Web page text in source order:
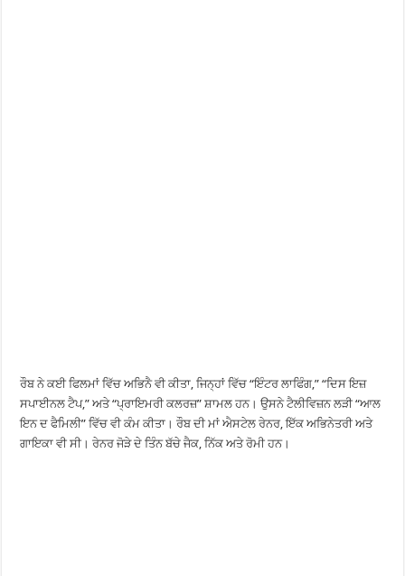
ਰੌਬ ਨੇ ਕਈ ਫਿਲਮਾਂ ਵਿੱਚ ਅਭਿਨੈ ਵੀ ਕੀਤਾ, ਜਿਨ੍ਹਾਂ ਵਿੱਚ “ਇੰਟਰ ਲਾਫਿੰਗ,” “ਦਿਸ ਇਜ਼
ਸਪਾਈਨਲ ਟੈਪ,” ਅਤੇ “ਪ੍ਰਾਇਮਰੀ ਕਲਰਜ਼” ਸ਼ਾਮਲ ਹਨ। ਉਸਨੇ ਟੈਲੀਵਿਜ਼ਨ ਲੜੀ “ਆਲ
ਇਨ ਦ ਫੈਮਿਲੀ” ਵਿੱਚ ਵੀ ਕੰਮ ਕੀਤਾ। ਰੌਬ ਦੀ ਮਾਂ ਐਸਟੇਲ ਰੇਨਰ, ਇੱਕ ਅਭਿਨੇਤਰੀ ਅਤੇ
ਗਾਇਕਾ ਵੀ ਸੀ। ਰੇਨਰ ਜੋੜੇ ਦੇ ਤਿੰਨ ਬੱਚੇ ਜੈਕ, ਨਿੱਕ ਅਤੇ ਰੋਮੀ ਹਨ।